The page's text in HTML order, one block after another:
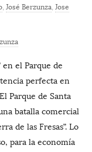
, José Berzunza, Jose
en el Parque de
perfecta en
Parque de Santa
batalla comercial
de las Fresas”. Lo
para la economía